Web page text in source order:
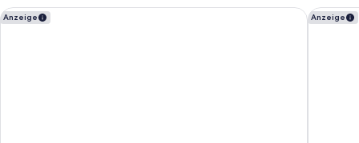
Anzeige
Ibis Styles Graz Messe Anzeige
Austria